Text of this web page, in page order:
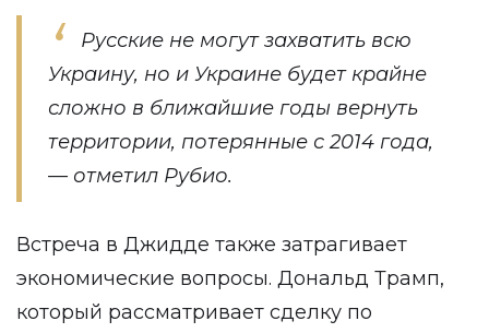
Русские не могут захватить всю
Украину, но и Украине будет крайне
сложно в ближайшие годы вернуть
территории, потерянные с 2014 года,
— отметил Рубио.
Встреча в Джидде также затрагивает
экономические вопросы. Дональд Трамп,
который рассматривает сделку по